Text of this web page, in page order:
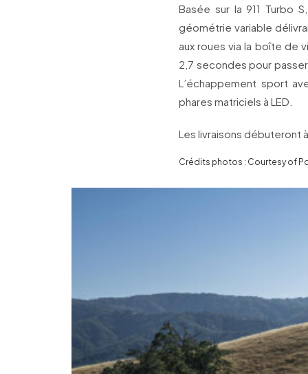
Basée sur la 911 Turbo
géométrie variable
aux roues via la boîte de
2,7 secondes pour
L’échappement sport
phares matriciels à LED.
Les livraisons débuteront
Crédits photos : Courtesy of